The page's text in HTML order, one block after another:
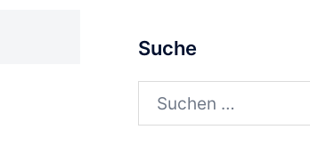
Suche
Suchen
nach: